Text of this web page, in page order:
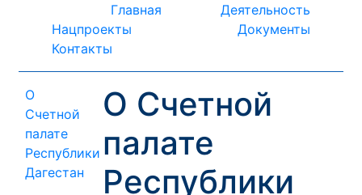
Главная
Деятельность
Нацпроекты
Документы
Контакты
О
Счетной
палате
Республики
Дагестан
О Счетной
палате
Республики